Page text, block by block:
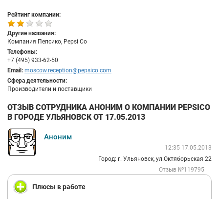
Рейтинг компании:
Другие названия:
Компания Пепсико, Pepsi Co
Телефоны:
+7 (495) 933-62-50
Email: moscow.reception@pepsico.com
Сфера деятельности:
Производители и поставщики
ОТЗЫВ СОТРУДНИКА АНОНИМ О КОМПАНИИ PEPSICO
В ГОРОДЕ УЛЬЯНОВСК ОТ 17.05.2013
Аноним
12:35 17.05.2013
Город: г. Ульяновск, ул.Октяборьская 22
Отзыв №119795
Плюсы в работе